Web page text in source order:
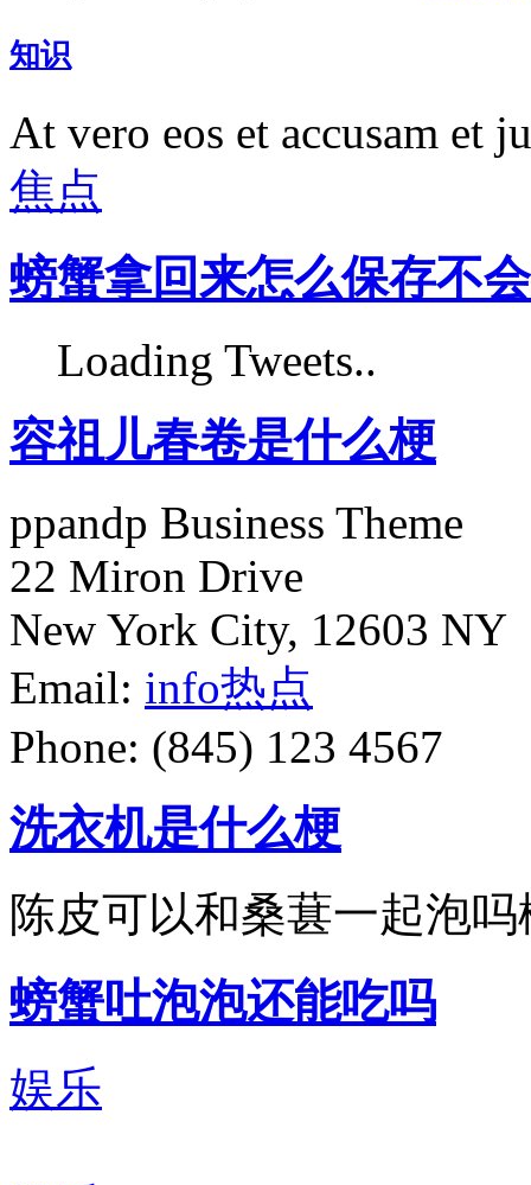
知识
At vero eos et accusam et
焦点
螃蟹拿回来怎么保存不
Loading Tweets..
容祖儿春卷是什么梗
ppandp Business Theme
22 Miron Drive
New York City, 12603 NY
Email: info热点
Phone: (845) 123 4567
洗衣机是什么梗
陈皮可以和桑葚一起泡
螃蟹吐泡泡还能吃吗
娱乐